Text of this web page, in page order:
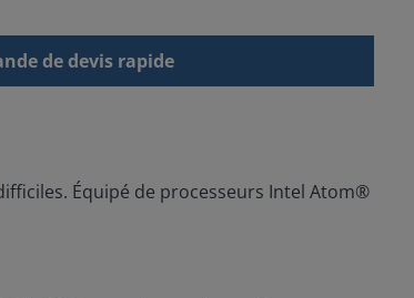
de devis rapide
Équipé de processeurs Intel Atom®